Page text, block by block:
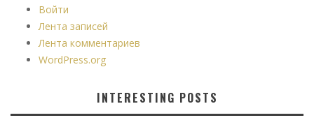
Войти
Лента записей
Лента комментариев
WordPress.org
INTERESTING POSTS